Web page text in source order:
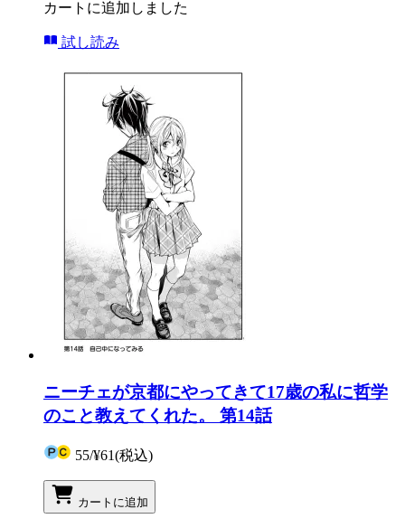
カートに追加しました
試し読み
ニーチェが京都にやってきて17歳の私に哲学
のこと教えてくれた。 第14話
55/¥61(税込)
カートに追加